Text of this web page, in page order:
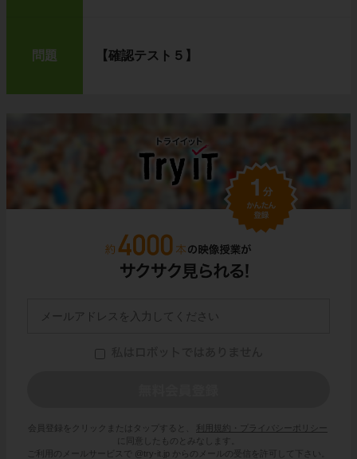
問題 【確認テスト５】
会員登録をクリックまたはタップすると、
利用規約・プライバシーポリシー
に同意したものとみなします。
ご利用のメールサービスで @try-it.jp からのメールの受信を許可して下さい。